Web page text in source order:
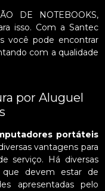
DE NOTEBOOKS,
isso. Com a Santec
você pode encontrar
com a qualidade
por Aluguel
portáteis
vantagens para
serviço. Há diversas
devem estar de
apresentadas pelo